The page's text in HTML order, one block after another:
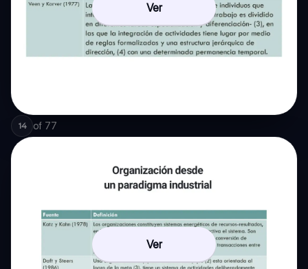
Ver
14 of 77
Ver